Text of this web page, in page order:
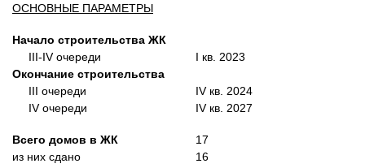
ОСНОВНЫЕ ПАРАМЕТРЫ
Начало строительства ЖК
III-IVочереди
Окончание строительства
III очереди
IV очереди
Всего домов в ЖК
из них сдано
I кв. 2023
IV кв. 2024
IV кв. 2027
17
16